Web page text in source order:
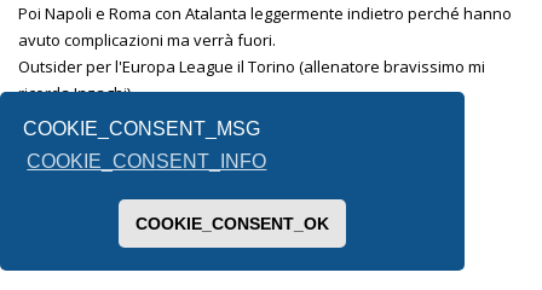
COOKIE_CONSENT_MSG
COOKIE_CONSENT_INFO
COOKIE_CONSENT_OK
Poi Napoli e Roma con Atalanta leggermente indietro perché hanno
avuto complicazioni ma verrà fuori.
Outsider per l'Europa League il Torino (allenatore bravissimo mi
ricorda Inzaghi)
La fiorentina è l'altra incognita.
Lecce e Venezia mi sembrano messe male.
Per la terza retrocessa non saprei, forse il Monza .
Inviato dal mio SM-F731B utilizzando Tapatalk